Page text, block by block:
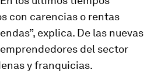
con carencias o rentas
explica. De las nuevas
del sector
y franquicias.